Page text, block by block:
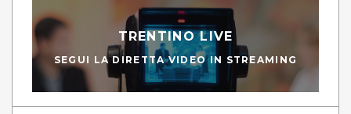
TRENTINO LIVE
SEGUI LA DIRETTA VIDEO IN STREAMING